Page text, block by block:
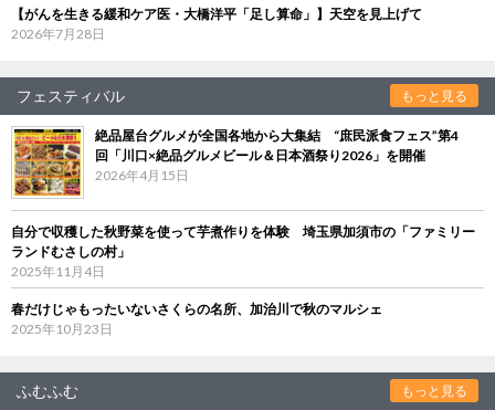
【がんを生きる緩和ケア医・大橋洋平「足し算命」】天空を見上げて
2026年7月28日
フェスティバル もっと見る
絶品屋台グルメが全国各地から大集結 “庶民派食フェス”第4
回「川口×絶品グルメビール＆日本酒祭り2026」を開催
2026年4月15日
自分で収穫した秋野菜を使って芋煮作りを体験 埼玉県加須市の「ファミリー
ランドむさしの村」
2025年11月4日
春だけじゃもったいないさくらの名所、加治川で秋のマルシェ
2025年10月23日
ふむふむ もっと見る